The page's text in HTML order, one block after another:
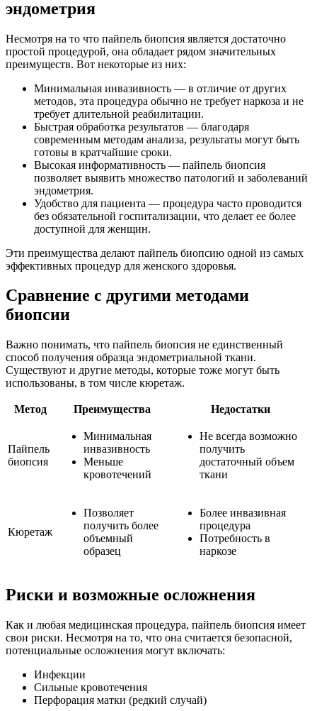
эндометрия
Несмотря на то что пайпель биопсия является достаточно
простой процедурой, она обладает рядом значительных
преимуществ. Вот некоторые из них:
Минимальная инвазивность — в отличие от других
методов, эта процедура обычно не требует наркоза и не
требует длительной реабилитации.
Быстрая обработка результатов — благодаря
современным методам анализа, результаты могут быть
готовы в кратчайшие сроки.
Высокая информативность — пайпель биопсия
позволяет выявить множество патологий и заболеваний
эндометрия.
Удобство для пациента — процедура часто проводится
без обязательной госпитализации, что делает ее более
доступной для женщин.
Эти преимущества делают пайпель биопсию одной из самых
эффективных процедур для женского здоровья.
Сравнение с другими методами
биопсии
Важно понимать, что пайпель биопсия не единственный
способ получения образца эндометриальной ткани.
Существуют и другие методы, которые тоже могут быть
использованы, в том числе кюретаж.
Метод Преимущества Недостатки
Пайпель
биопсия
Минимальная
инвазивность
Меньше
кровотечений
Не всегда возможно
получить
достаточный объем
ткани
Кюретаж
Позволяет
получить более
объемный
образец
Более инвазивная
процедура
Потребность в
наркозе
Риски и возможные осложнения
Как и любая медицинская процедура, пайпель биопсия имеет
свои риски. Несмотря на то, что она считается безопасной,
потенциальные осложнения могут включать:
Инфекции
Сильные кровотечения
Перфорация матки (редкий случай)